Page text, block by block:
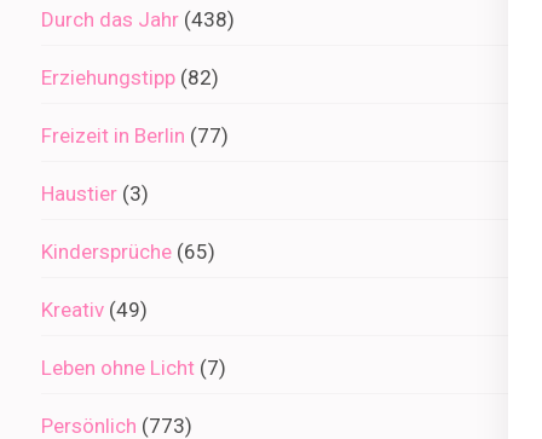
Durch das Jahr (438)
Erziehungstipp (82)
Freizeit in Berlin (77)
Haustier (3)
Kindersprüche (65)
Kreativ (49)
Leben ohne Licht (7)
Persönlich (773)